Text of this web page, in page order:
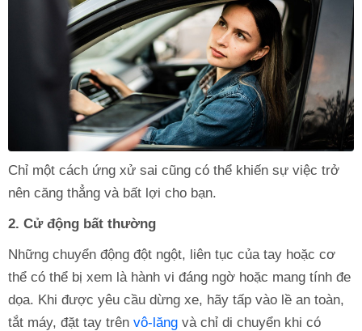
Chỉ một cách ứng xử sai cũng có thể khiến sự việc trở
nên căng thẳng và bất lợi cho bạn.
2. Cử động bất thường
Những chuyển động đột ngột, liên tục của tay hoặc cơ
thể có thể bị xem là hành vi đáng ngờ hoặc mang tính đe
dọa. Khi được yêu cầu dừng xe, hãy tấp vào lề an toàn,
tắt máy, đặt tay trên vô-lăng và chỉ di chuyển khi có